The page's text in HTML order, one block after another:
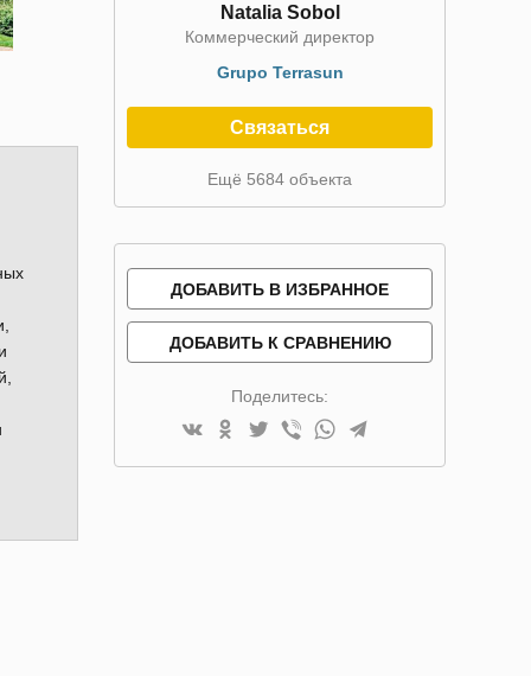
Natalia Sobol
Коммерческий директор
Grupo Terrasun
Связаться
Ещё 5684 объекта
ДОБАВИТЬ В ИЗБРАННОЕ
ДОБАВИТЬ К СРАВНЕНИЮ
Поделитесь: